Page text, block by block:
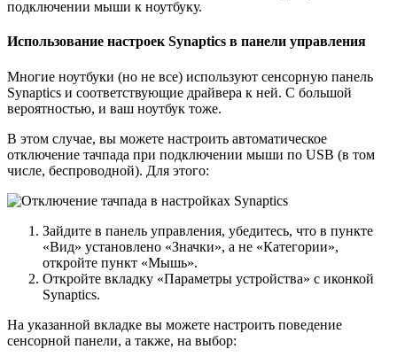
подключении мыши к ноутбуку.
Использование настроек Synaptics в панели управления
Многие ноутбуки (но не все) используют сенсорную панель
Synaptics и соответствующие драйвера к ней. С большой
вероятностью, и ваш ноутбук тоже.
В этом случае, вы можете настроить автоматическое
отключение тачпада при подключении мыши по USB (в том
числе, беспроводной). Для этого:
Зайдите в панель управления, убедитесь, что в пункте
«Вид» установлено «Значки», а не «Категории»,
откройте пункт «Мышь».
Откройте вкладку «Параметры устройства» с иконкой
Synaptics.
На указанной вкладке вы можете настроить поведение
сенсорной панели, а также, на выбор: